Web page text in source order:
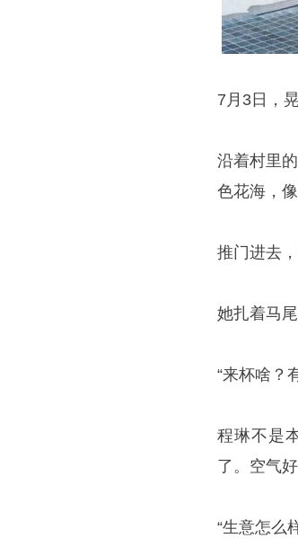
7月3日，
沿着村里
色花海，
推门进去
她扎着马
“来杯啥？
程琳不是
了。空气
“生意怎么